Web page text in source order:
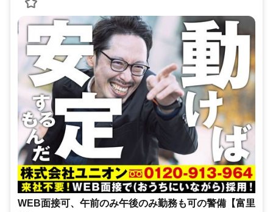
WEB面接可、午前のみ午後のみ勤務も可の警備【富里